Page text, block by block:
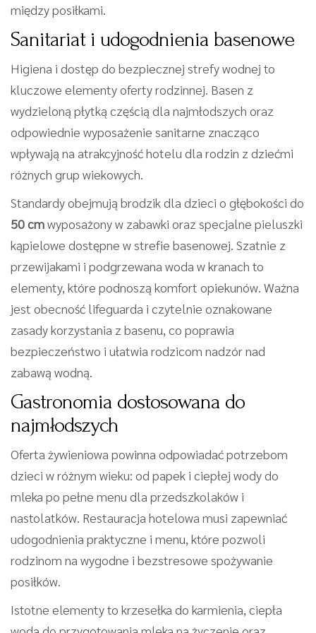
między posiłkami.
Sanitariat i udogodnienia basenowe
Higiena i dostęp do bezpiecznej strefy wodnej to
kluczowe elementy oferty rodzinnej. Basen z
wydzieloną płytką częścią dla najmłodszych oraz
odpowiednie wyposażenie sanitarne znacząco
wpływają na atrakcyjność hotelu dla rodzin z dziećmi
różnych grup wiekowych.
Standardy obejmują brodzik dla dzieci o głębokości do
50 cmwyposażony w zabawki oraz specjalne pieluszki
kąpielowe dostępne w strefie basenowej. Szatnie z
przewijakami i podgrzewana woda w kranach to
elementy, które podnoszą komfort opiekunów. Ważna
jest obecność lifeguarda i czytelnie oznakowane
zasady korzystania z basenu, co poprawia
bezpieczeństwo i ułatwia rodzicom nadzór nad
zabawą wodną.
Gastronomia dostosowana do
najmłodszych
Oferta żywieniowa powinna odpowiadać potrzebom
dzieci w różnym wieku: od papek i ciepłej wody do
mleka po pełne menu dla przedszkolaków i
nastolatków. Restauracja hotelowa musi zapewniać
udogodnienia praktyczne i menu, które pozwoli
rodzinom na wygodne i bezstresowe spożywanie
posiłków.
Istotne elementy to krzesełka do karmienia, ciepła